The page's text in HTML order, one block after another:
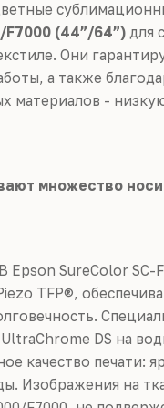
F7000 (44”/64”) для
Они
а также
материалов -
множество
В Epson SureColor SC-
TFP®,
DS на
качество печати:
Изображения на